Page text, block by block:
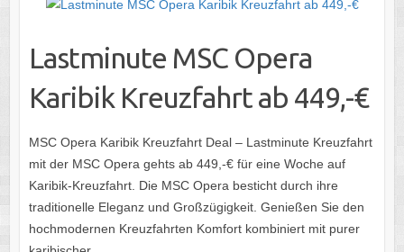
Lastminute MSC Opera
Karibik Kreuzfahrt ab 449,-€
MSC Opera Karibik Kreuzfahrt Deal – Lastminute Kreuzfahrt
mit der MSC Opera gehts ab 449,-€ für eine Woche auf
Karibik-Kreuzfahrt. Die MSC Opera besticht durch ihre
traditionelle Eleganz und Großzügigkeit. Genießen Sie den
hochmodernen Kreuzfahrten Komfort kombiniert mit purer